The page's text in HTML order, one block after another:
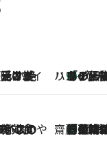
ハワイ ハワイ賢者 リサのお気に入りリスト10
あの伝説の限定トートも！
喫 齋藤 薫
10
「荷物が増えるほど旅ストレスは増す」美容ジャーナリストがたどり着いた最終結論。“化粧品を劇的に減らす”感動の凝縮美容とは